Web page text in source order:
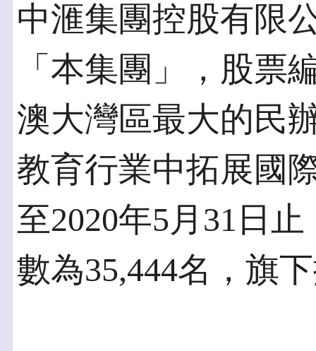
中滙集團控股有限
「本集團」，股票
澳大灣區最大的民
教育行業中拓展國
至2020年5月31日
數為35,444名，旗